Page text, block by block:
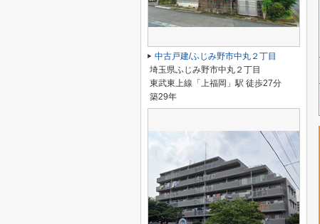
中古戸建/ふじみ野市中丸２丁目
埼玉県ふじみ野市中丸２丁目
東武東上線「上福岡」駅 徒歩27分
築29年